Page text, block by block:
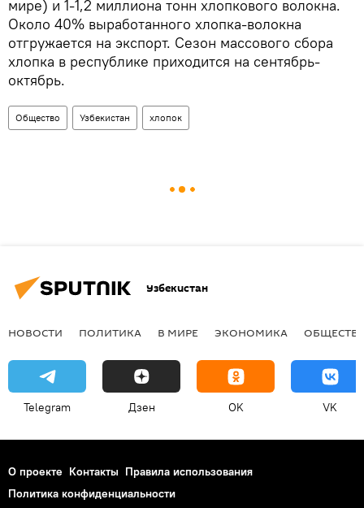
мире) и 1-1,2 миллиона тонн хлопкового волокна.
Около 40% выработанного хлопка-волокна
отгружается на экспорт. Сезон массового сбора
хлопка в республике приходится на сентябрь-
октябрь.
Общество Узбекистан хлопок
Узбекистан
НОВОСТИ ПОЛИТИКА В МИРЕ ЭКОНОМИКА
Telegram Дзен OK VK
О проекте Контакты Правила использования
Политика конфиденциальности